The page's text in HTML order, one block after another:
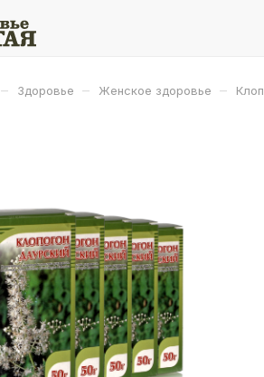
– Здоровье – Женское здоровье –